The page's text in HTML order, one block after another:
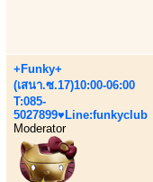
+Funky+
(เสนา.ซ.17)10:00-06:00
T:085-
5027899♥Line:funkyclub
Moderator